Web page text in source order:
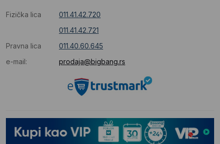
Fizička lica
011.41.42.720
011.41.42.721
Pravna lica
011.40.60.645
e-mail:
prodaja@bigbang.rs